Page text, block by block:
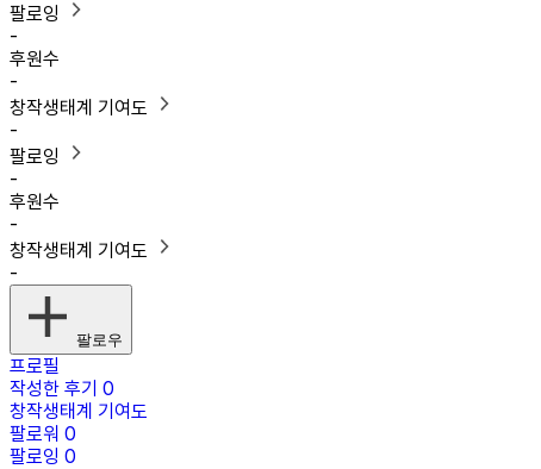
팔로잉
-
후원수
-
창작생태계 기여도
-
팔로잉
-
후원수
-
창작생태계 기여도
-
팔로우
프로필
작성한 후기 0
창작생태계 기여도
팔로워 0
팔로잉 0